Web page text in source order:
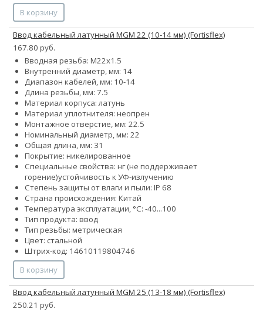
В корзину
Ввод кабельный латунный МGM 22 (10-14 мм) (Fortisflex)
167.80 руб.
Вводная резьба: M22x1.5
Внутренний диаметр, мм: 14
Диапазон кабелей, мм: 10-14
Длина резьбы, мм: 7.5
Материал корпуса: латунь
Материал уплотнителя: неопрен
Монтажное отверстие, мм: 22.5
Номинальный диаметр, мм: 22
Общая длина, мм: 31
Покрытие: никелированное
Специальные свойства: нг (не поддерживает
горение)устойчивость к УФ-излучению
Степень защиты от влаги и пыли: IP 68
Страна происхождения: Китай
Температура эксплуатации, °С: -40...100
Тип продукта: ввод
Тип резьбы: метрическая
Цвет: стальной
Штрих-код: 14610119804746
В корзину
Ввод кабельный латунный МGM 25 (13-18 мм) (Fortisflex)
250.21 руб.